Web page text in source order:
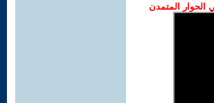
المتمدن